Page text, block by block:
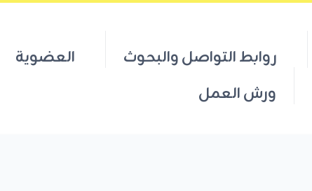
روابط التواصل والبحوث
العضوية
ورش العمل